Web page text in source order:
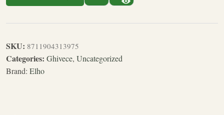
SKU: 8711904313975
Categories: Ghivece, Uncategorized
Brand: Elho